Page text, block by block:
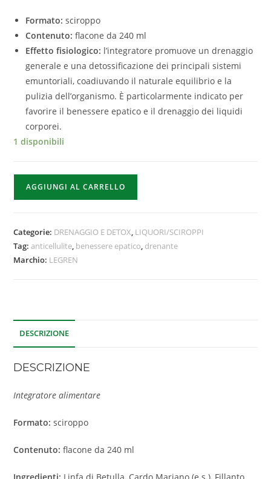
Formato:sciroppo
Contenuto:flacone da 240 ml
Effetto fisiologico: l’integratore promuove un drenaggio
generale e una detossificazione dei principali sistemi
emuntoriali, coadiuvando il naturale equilibrio e la
pulizia dell’organismo. È particolarmente indicato per
favorire il benessere epatico e il drenaggio dei liquidi
corporei.
1 disponibili
AGGIUNGI AL CARRELLO
Categorie: DRENAGGIO E DETOX, LIQUORI/SCIROPPI
Tag:anticellulite, benessere epatico, drenante
Marchio: LEGREN
DESCRIZIONE
DESCRIZIONE
Integratore alimentare
Formato:sciroppo
Contenuto:flacone da 240 ml